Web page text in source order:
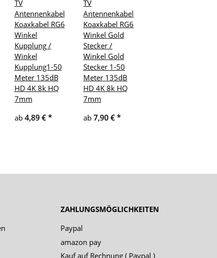
TV
Antennenkabel
Koaxkabel RG6
Winkel
Kupplung /
Winkel
Kupplung1-50
Meter 135dB
HD 4K 8k HQ
7mm
ab 4,89 €*
TV
Antennenkabel
Koaxkabel RG6
Winkel Gold
Stecker /
Winkel Gold
Stecker 1-50
Meter 135dB
HD 4K 8k HQ
7mm
ab 7,90 €*
ZAHLUNGSMÖGLICHKEITEN
Paypal
amazon pay
Kauf auf Rechnung ( Paypal )